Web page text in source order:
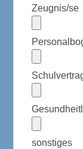
Zeugnis/se
sonstiges